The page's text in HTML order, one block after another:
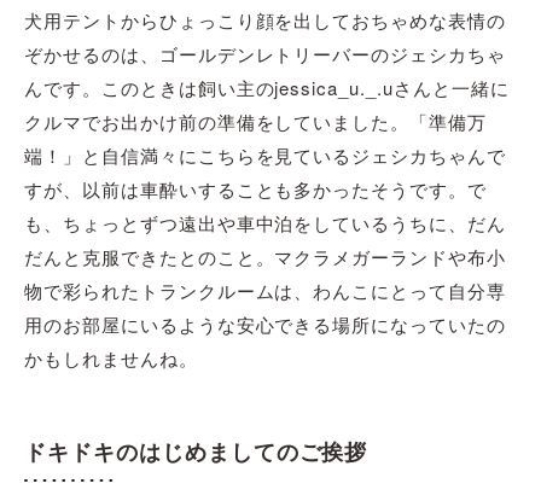
犬用テントからひょっこり顔を出しておちゃめな表情の
ぞかせるのは、ゴールデンレトリーバーのジェシカちゃ
んです。このときは飼い主のjessica_u._.uさんと一緒に
クルマでお出かけ前の準備をしていました。「準備万
端！」と自信満々にこちらを見ているジェシカちゃんで
すが、以前は車酔いすることも多かったそうです。で
も、ちょっとずつ遠出や車中泊をしているうちに、だん
だんと克服できたとのこと。マクラメガーランドや布小
物で彩られたトランクルームは、わんこにとって自分専
用のお部屋にいるような安心できる場所になっていたの
かもしれませんね。
ドキドキのはじめましてのご挨拶